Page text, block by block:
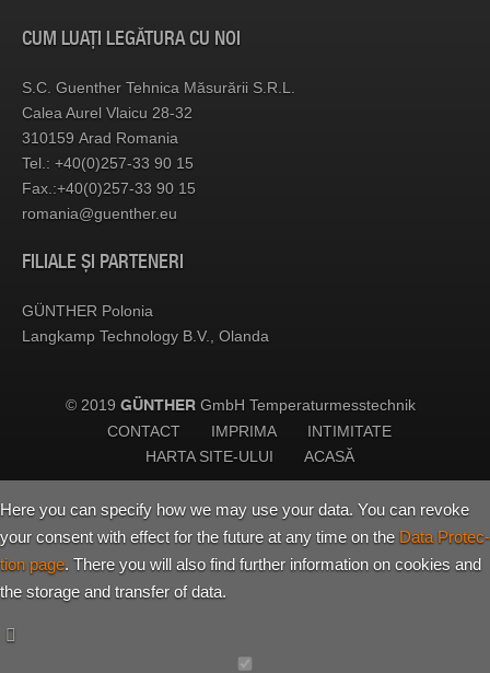
CUM LU­AȚI LE­GĂ­TURA CU NOI
S.C. Gu­en­ther Teh­nica Mă­su­ră­rii S.R.L.
Ca­lea Au­rel Vlaicu 28-32
310159 Arad Ro­ma­nia
Tel.: +40(0)257-33 90 15
Fax.:+40(0)257-33 90 15
ro­ma­nia@​gue​nthe​r.​eu
FI­LI­ALE ȘI PAR­TE­NERI
GÜNTHER Po­lo­nia
Lan­gkamp Te­ch­no­logy B.V., Olanda
© 2019 GÜNTHER GmbH Temperaturmesstechnik
CONTACT
IMPRIMA
INTIMITATE
HARTA SITE-ULUI
ACASĂ
Here you can spe­cify how we may use your data. You can re­voke
your con­sent with effect for the fu­ture at any time on the Data Pro­tec­
tion page. There you will also find fur­ther in­for­ma­tion on co­o­kies and
the sto­rage and trans­fer of data.